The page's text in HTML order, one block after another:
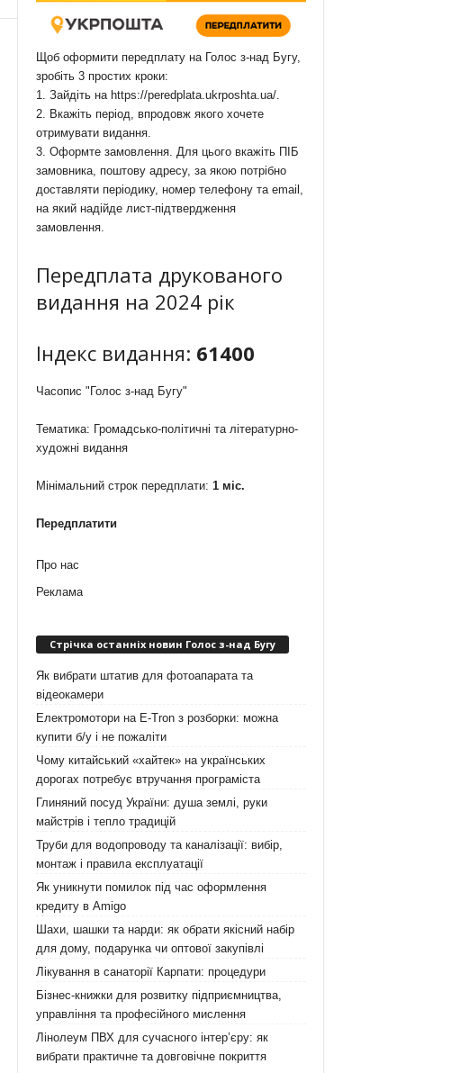
Щоб оформити передплату на Голос з-над Бугу,
зробіть 3 простих кроки:
1. Зайдіть на https://peredplata.ukrposhta.ua/.
2. Вкажіть період, впродовж якого хочете
отримувати видання.
3. Оформте замовлення. Для цього вкажіть ПІБ
замовника, поштову адресу, за якою потрібно
доставляти періодику, номер телефону та email,
на який надійде лист-підтвердження
замовлення.
Передплата друкованого
видання на 2024 рік
Індекс видання: 61400
Часопис "Голос з-над Бугу"
Тематика: Громадсько-політичні та літературно-
художні видання
Мінімальний строк передплати: 1 міс.
Передплатити
Про нас
Реклама
Стрічка останніх новин Голос з-над Бугу
Як вибрати штатив для фотоапарата та
відеокамери
Електромотори на E-Tron з розборки: можна
купити б/у і не пожаліти
Чому китайський «хайтек» на українських
дорогах потребує втручання програміста
Глиняний посуд України: душа землі, руки
майстрів і тепло традицій
Труби для водопроводу та каналізації: вибір,
монтаж і правила експлуатації
Як уникнути помилок під час оформлення
кредиту в Amigo
Шахи, шашки та нарди: як обрати якісний набір
для дому, подарунка чи оптової закупівлі
Лікування в санаторії Карпати: процедури
Бізнес-книжки для розвитку підприємництва,
управління та професійного мислення
Лінолеум ПВХ для сучасного інтер’єру: як
вибрати практичне та довговічне покриття